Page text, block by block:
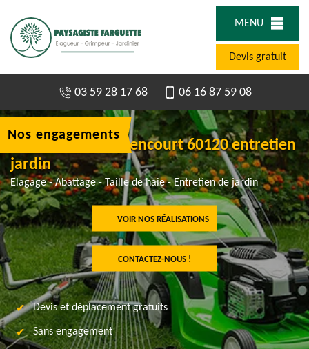
MENU
Devis gratuit
03 59 28 17 68 06 16 87 59 08
Jardinier à Rocquencourt 60120 entretien
jardin
Elagage - Abattage - Taille de haie - Entretien de jardin
VOIR NOS RÉALISATIONS
CONTACTEZ-NOUS !
Nos engagements
Devis et déplacement gratuits
Sans engagement